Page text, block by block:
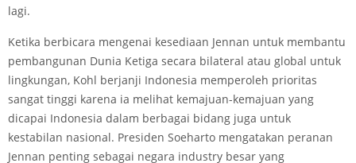
lagi.
Ketika berbicara mengenai kesediaan Jennan untuk membantu
pembangunan Dunia Ketiga secara bilateral atau global untuk
lingkungan, Kohl berjanji Indonesia memperoleh prioritas
sangat tinggi karena ia melihat kemajuan-kemajuan yang
dicapai Indonesia dalam berbagai bidang juga untuk
kestabilan nasional. Presiden Soeharto mengatakan peranan
Jennan penting sebagai negara industry besar yang